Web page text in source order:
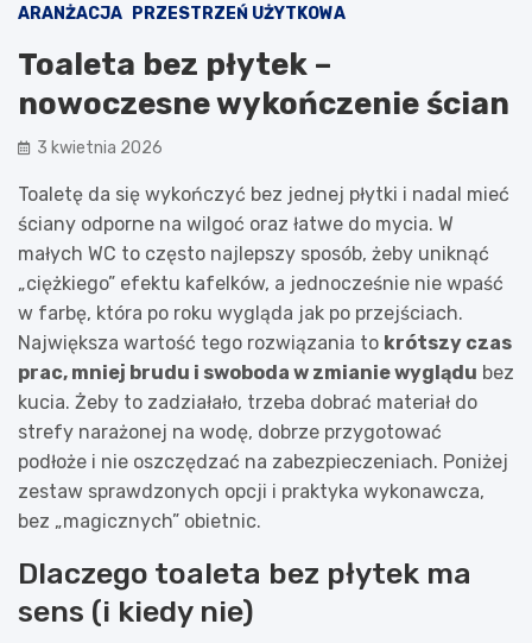
ARANŻACJA PRZESTRZEŃ UŻYTKOWA
Toaleta bez płytek –
nowoczesne wykończenie ścian
3 kwietnia 2026
Toaletę da się wykończyć bez jednej płytki i nadal mieć
ściany odporne na wilgoć oraz łatwe do mycia. W
małych WC to często najlepszy sposób, żeby uniknąć
„ciężkiego” efektu kafelków, a jednocześnie nie wpaść
w farbę, która po roku wygląda jak po przejściach.
Największa wartość tego rozwiązania to krótszy czas
prac, mniej brudu i swoboda w zmianie wyglądu bez
kucia. Żeby to zadziałało, trzeba dobrać materiał do
strefy narażonej na wodę, dobrze przygotować
podłoże i nie oszczędzać na zabezpieczeniach. Poniżej
zestaw sprawdzonych opcji i praktyka wykonawcza,
bez „magicznych” obietnic.
Dlaczego toaleta bez płytek ma
sens (i kiedy nie)